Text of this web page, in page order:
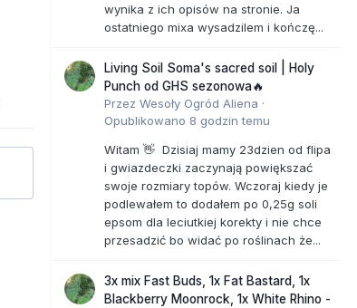
wynika z ich opisów na stronie. Ja
ostatniego mixa wysadzilem i kończę...
Living Soil Soma's sacred soil | Holy
Punch od GHS sezonowa🔥
Przez Wesoły Ogród Aliena ·
Opublikowano 8 godzin temu
Witam 👋 Dzisiaj mamy 23dzien od flipa
i gwiazdeczki zaczynają powiększać
swoje rozmiary topów. Wczoraj kiedy je
podlewałem to dodałem po 0,25g soli
epsom dla leciutkiej korekty i nie chce
przesadzić bo widać po roślinach że...
3x mix Fast Buds, 1x Fat Bastard, 1x
Blackberry Moonrock, 1x White Rhino -